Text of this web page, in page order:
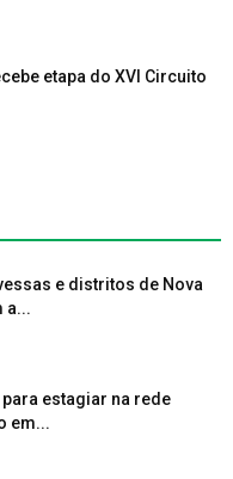
etapa do XVI Circuito
e distritos de Nova
a...
estagiar na rede
em...